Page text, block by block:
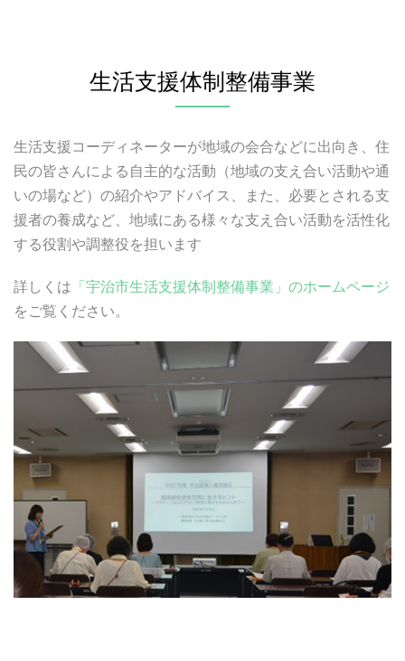
生活支援体制整備事業
生活支援コーディネーターが地域の会合などに出向き、住
民の皆さんによる自主的な活動（地域の支え合い活動や通
いの場など）の紹介やアドバイス、また、必要とされる支
援者の養成など、地域にある様々な支え合い活動を活性化
する役割や調整役を担います
詳しくは 「宇治市生活支援体制整備事業」のホームページ
をご覧ください。